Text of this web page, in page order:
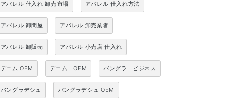
アパレル 仕入れ 卸売市場 アパレル 仕入れ方法
アパレル 卸問屋 アパレル 卸売業者
アパレル 卸販売 アパレル 小売店 仕入れ
デニム OEM デニム OEM バングラ ビジネス
バングラデシュ バングラデシュ OEM